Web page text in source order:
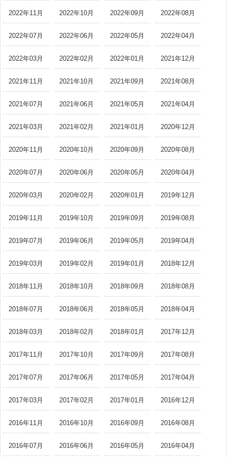
2022年11月 2022年10月 2022年09月 2022年08月
2022年07月 2022年06月 2022年05月 2022年04月
2022年03月 2022年02月 2022年01月 2021年12月
2021年11月 2021年10月 2021年09月 2021年08月
2021年07月 2021年06月 2021年05月 2021年04月
2021年03月 2021年02月 2021年01月 2020年12月
2020年11月 2020年10月 2020年09月 2020年08月
2020年07月 2020年06月 2020年05月 2020年04月
2020年03月 2020年02月 2020年01月 2019年12月
2019年11月 2019年10月 2019年09月 2019年08月
2019年07月 2019年06月 2019年05月 2019年04月
2019年03月 2019年02月 2019年01月 2018年12月
2018年11月 2018年10月 2018年09月 2018年08月
2018年07月 2018年06月 2018年05月 2018年04月
2018年03月 2018年02月 2018年01月 2017年12月
2017年11月 2017年10月 2017年09月 2017年08月
2017年07月 2017年06月 2017年05月 2017年04月
2017年03月 2017年02月 2017年01月 2016年12月
2016年11月 2016年10月 2016年09月 2016年08月
2016年07月 2016年06月 2016年05月 2016年04月